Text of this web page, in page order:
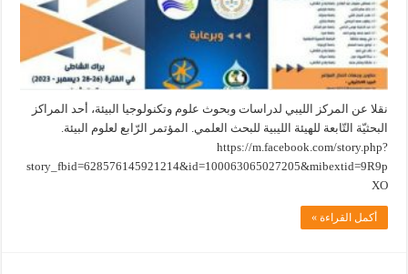
نقلا عن المركز الليبي لدراسات وبحوث علوم وتكنولوجيا البيئة، أحد المراكز
البحثيّة التّابعة للهيئة الليبية للبحث العلمي. المؤتمر الرّابع لعلوم البيئة.
https://m.facebook.com/story.php?
story_fbid=628576145921214&id=100063065027205&mibextid=9R9p
XO
أكمل القراءة »